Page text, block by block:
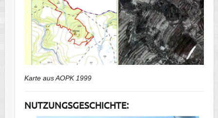
Karte aus AOPK 1999
NUTZUNGSGESCHICHTE: